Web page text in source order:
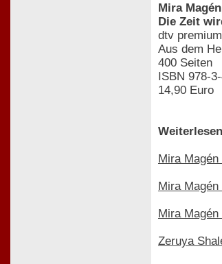
Mira Magén
Die Zeit
dtv
Aus dem
400 Seiten
ISBN 978-
14,90 Euro
Mira
Mira
Mira
Zeruya